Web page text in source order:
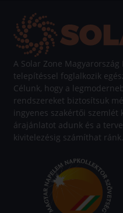
A Solar Zone
telepítéssel foglalkozik
Célunk, hogy a
rendszereket biztosítsuk
ingyenes szakértői
árajánlatot adunk és a
kivitelezésig számíthat ránk.